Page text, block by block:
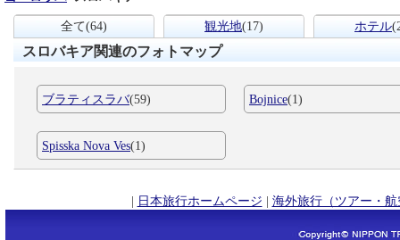
全て(64) 観光地(17) ホテル
スロバキア関連のフォトマップ
ブラティスラバ(59) Bojnice(1)
Spisska Nova Ves(1)
| 日本旅行ホームページ | 海外旅行（ツアー・航